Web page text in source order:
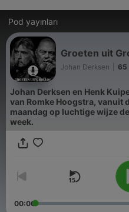
Pod yayınları
Groeten uit
Johan Derksen 65
Johan Derksen en Henk
van Romke Hoogstra, vanuit
maandag op luchtige wijze
week.
00:00